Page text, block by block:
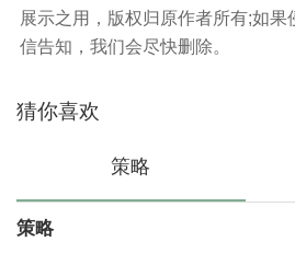
展示之用，版权归原作者所有;如
信告知，我们会尽快删除。
猜你喜欢
策略
策略